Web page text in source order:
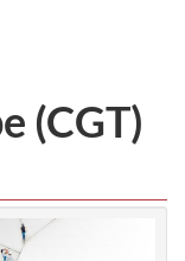
(CGT)